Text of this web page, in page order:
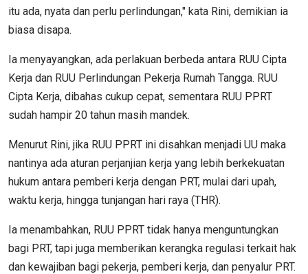
itu ada, nyata dan perlu perlindungan," kata Rini, demikian ia
biasa disapa.
Ia menyayangkan, ada perlakuan berbeda antara RUU Cipta
Kerja dan RUU Perlindungan Pekerja Rumah Tangga. RUU
Cipta Kerja, dibahas cukup cepat, sementara RUU PPRT
sudah hampir 20 tahun masih mandek.
Menurut Rini, jika RUU PPRT ini disahkan menjadi UU maka
nantinya ada aturan perjanjian kerja yang lebih berkekuatan
hukum antara pemberi kerja dengan PRT, mulai dari upah,
waktu kerja, hingga tunjangan hari raya (THR).
Ia menambahkan, RUU PPRT tidak hanya menguntungkan
bagi PRT, tapi juga memberikan kerangka regulasi terkait hak
dan kewajiban bagi pekerja, pemberi kerja, dan penyalur PRT.